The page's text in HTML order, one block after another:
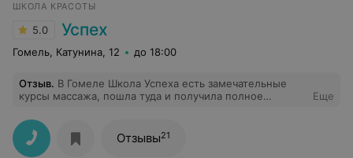
ШКОЛА КРАСОТЫ
5.0 Успех
Гомель, Катунина, 12 до 18:00
Отзыв. В Гомеле Школа Успеха есть замечательные
курсы массажа, пошла туда и получила полное
теперь еще и профессионально это буду делать.
Спасибо, нашла работу и теперь счастлива.
Еще
Отзывы21